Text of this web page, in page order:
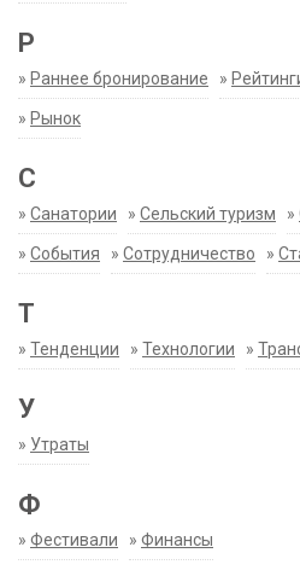
Р
» Раннее бронирование »
» Рынок
С
» Санатории » Сельский туризм »
» События » Сотрудничество »
Т
» Тенденции » Технологии »
У
» Утраты
Ф
» Фестивали » Финансы